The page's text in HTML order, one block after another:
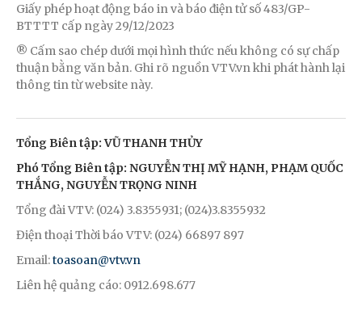
Giấy phép hoạt động báo in và báo điện tử số 483/GP-
BTTTT cấp ngày 29/12/2023
® Cấm sao chép dưới mọi hình thức nếu không có sự chấp
thuận bằng văn bản. Ghi rõ nguồn VTV.vn khi phát hành lại
thông tin từ website này.
Tổng Biên tập: VŨ THANH THỦY
Phó Tổng Biên tập: NGUYỄN THỊ MỸ HẠNH, PHẠM QUỐC
THẮNG, NGUYỄN TRỌNG NINH
Tổng đài VTV: (024) 3.8355931; (024)3.8355932
Điện thoại Thời báo VTV: (024) 66897 897
Email:toasoan@vtv.vn
Liên hệ quảng cáo: 0912.698.677